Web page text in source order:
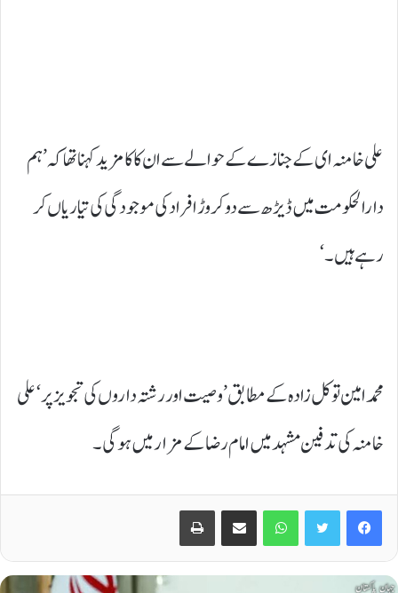
علی خامنہ ای کے جنازے کے حوالے سے ان کا کا مزید کہنا تھا کہ ’ہم
دارالحکومت میں ڈیڑھ سے دو کروڑ افراد کی موجودگی کی تیاریاں کر
رہے ہیں۔‘
محمد امین توکل زادہ کے مطابق ’وصیت اور رشتہ داروں کی تجویز پر‘ علی
خامنہ کی تدفین مشہد میں امام رضا کے مزار میں ہو گی۔
Facebook
Twitter
WhatsApp
Share via Email
Print